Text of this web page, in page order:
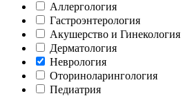
Аллергология
Гастроэнтерология
Акушерство и Гинекология
Дерматология
Неврология
Оториноларингология
Педиатрия